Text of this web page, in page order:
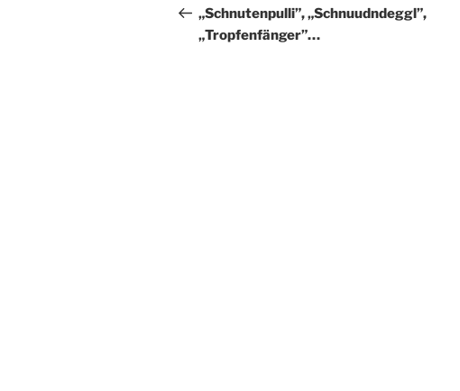
Beitrag
„Schnutenpulli”, „Schnuudndeggl”,
„Tropfenfänger”…